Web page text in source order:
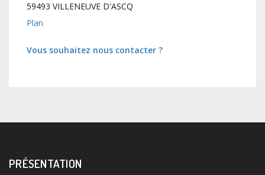
59493 VILLENEUVE D'ASCQ
Plan
Vous souhaitez nous contacter ?
PRÉSENTATION